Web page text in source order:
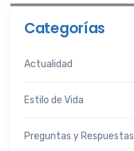
Categorías
Actualidad
Estilo de Vida
Preguntas y Respuestas